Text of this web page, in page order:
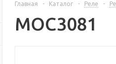
Главная - Каталог - Реле -
MOC3081